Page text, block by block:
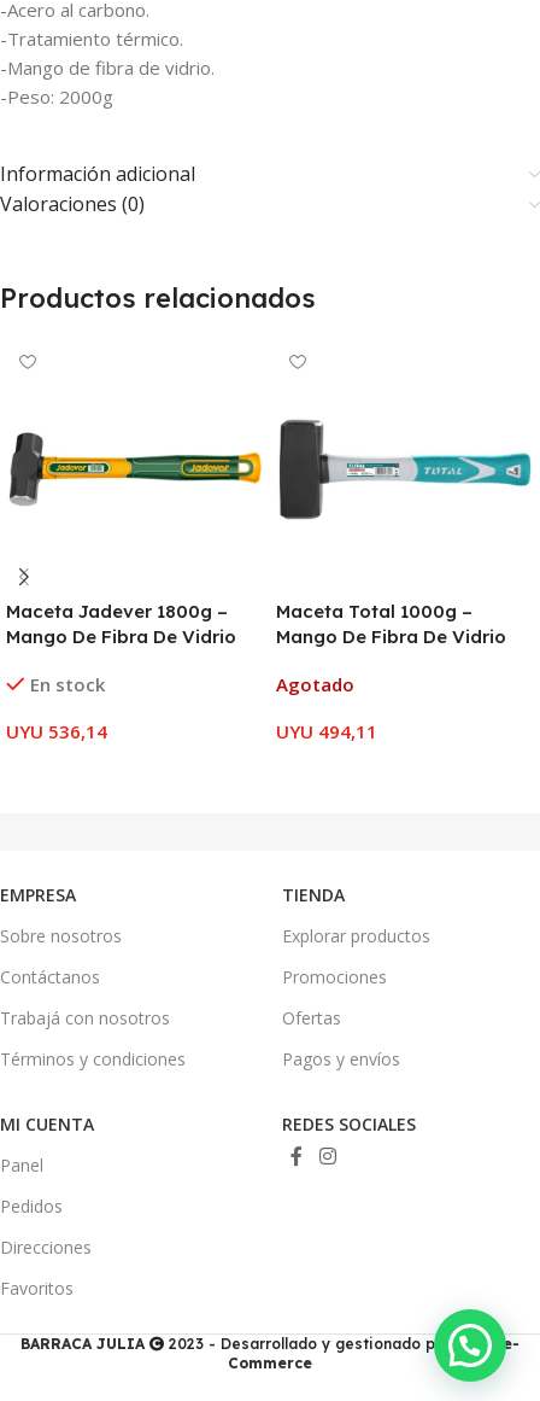
-Acero al carbono.
-Tratamiento térmico.
-Mango de fibra de vidrio.
-Peso: 2000g
Información adicional
Valoraciones (0)
Productos relacionados
Maceta Jadever 1800g –
Mango De Fibra De Vidrio
En stock
UYU 536,14
Maceta Total 1000g –
Mango De Fibra De Vidrio
Agotado
UYU 494,11
EMPRESA
Sobre nosotros
Contáctanos
Trabajá con nosotros
Términos y condiciones
TIENDA
Explorar productos
Promociones
Ofertas
Pagos y envíos
MI CUENTA
Panel
Pedidos
Direcciones
Favoritos
REDES SOCIALES
BARRACA JULIA 2023 - Desarrollado y gestionado por Ducis e-
Commerce